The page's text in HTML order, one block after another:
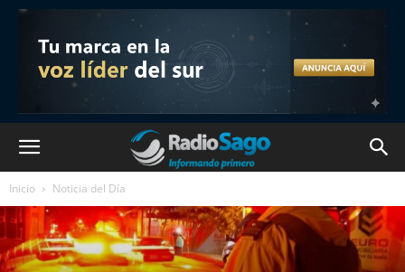
Inicio Noticia del Día